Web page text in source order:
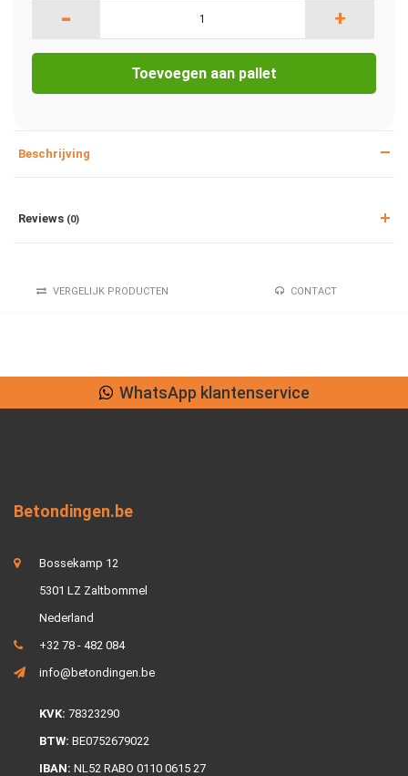
- +
Toevoegen aan pallet
Beschrijving
Reviews (0)
VERGELIJK PRODUCTEN CONTACT
WhatsApp klantenservice
Betondingen.be
Bossekamp 12
5301 LZ Zaltbommel
Nederland
+32 78 - 482 084
info@betondingen.be
KVK: 78323290
BTW: BE0752679022
IBAN: NL52 RABO 0110 0615 27